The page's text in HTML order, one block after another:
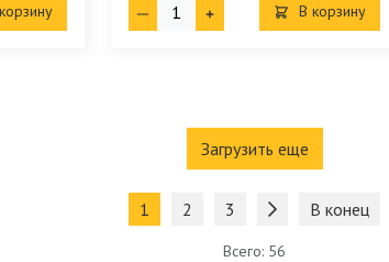
В корзину
Загрузить еще
1 2 3 В конец
Всего: 56